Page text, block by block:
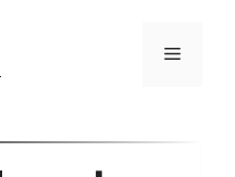
Menu